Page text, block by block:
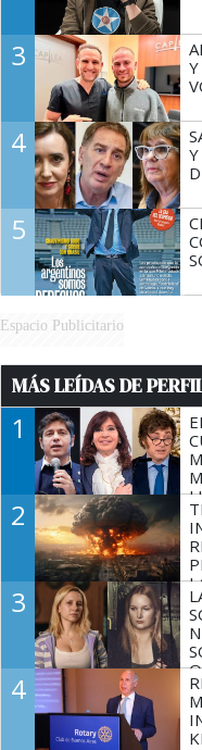
3
4
5
Espacio Publicitario
MÁS LEÍDAS DE
1
2
3
4